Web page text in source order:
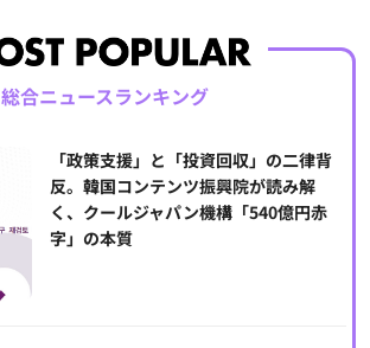
総合ニュースランキング
「政策支援」と「投資回収」の二律背
反。韓国コンテンツ振興院が読み解
く、クールジャパン機構「540億円赤
字」の本質